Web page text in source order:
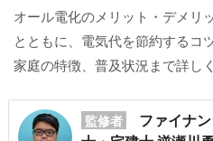
オール電化のメリット・デメリ
とともに、電気代を節約するコ
家庭の特徴、普及状況まで詳し
監修者
ファイナ